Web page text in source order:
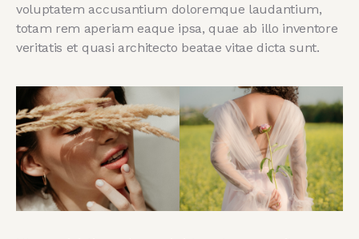
voluptatem accusantium doloremque laudantium,
totam rem aperiam eaque ipsa, quae ab illo inventore
veritatis et quasi architecto beatae vitae dicta sunt.